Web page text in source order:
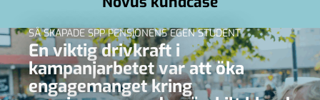
SÅ SKAPADE SPP PENSIONENS EGEN STUDENT
En viktig drivkraft i
kampanjarbetet var att öka
engagemanget kring